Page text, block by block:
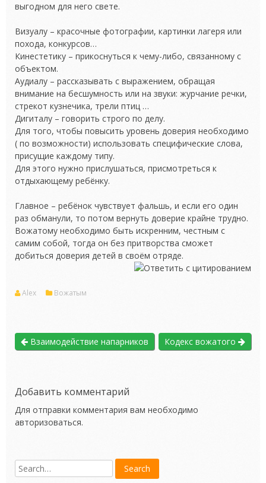
выгодном для него свете.
Визуалу – красочные фотографии, картинки лагеря или
похода, конкурсов…
Кинестетику – прикоснуться к чему-либо, связанному с
объектом.
Аудиалу – рассказывать с выражением, обращая
внимание на бесшумность или на звуки: журчание речки,
стрекот кузнечика, трели птиц …
Дигиталу – говорить строго по делу.
Для того, чтобы повысить уровень доверия необходимо
( по возможности) использовать специфические слова,
присущие каждому типу.
Для этого нужно прислушаться, присмотреться к
отдыхающему ребёнку.
Главное – ребёнок чувствует фальшь, и если его один
раз обманули, то потом вернуть доверие крайне трудно.
Вожатому необходимо быть искренним, честным с
самим собой, тогда он без притворства сможет
добиться доверия детей в своём отряде.
Alex Вожатым
Взаимодействие напарников Кодекс вожатого
Добавить комментарий
Для отправки комментария вам необходимо
авторизоваться.